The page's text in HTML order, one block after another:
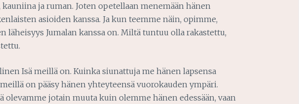
kauniina ja ruman. Joten opetellaan menemään hänen
asioiden kanssa. Ja kun teemme näin, opimme,
läheisyys Jumalan kanssa on. Miltä tuntuu olla rakastettu,
Isä meillä on. Kuinka siunattuja me hänen lapsensa
on pääsy hänen yhteyteensä vuorokauden ympäri.
olevamme jotain muuta kuin olemme hänen edessään, vaan